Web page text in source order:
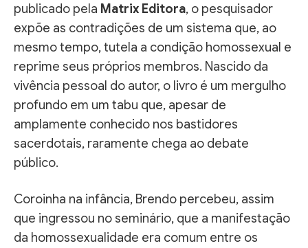
publicado pela Matrix Editora, o pesquisador
expõe as contradições de um sistema que, ao
mesmo tempo, tutela a condição homossexual e
reprime seus próprios membros. Nascido da
vivência pessoal do autor, o livro é um mergulho
profundo em um tabu que, apesar de
amplamente conhecido nos bastidores
sacerdotais, raramente chega ao debate
público.
Coroinha na infância, Brendo percebeu, assim
que ingressou no seminário, que a manifestação
da homossexualidade era comum entre os